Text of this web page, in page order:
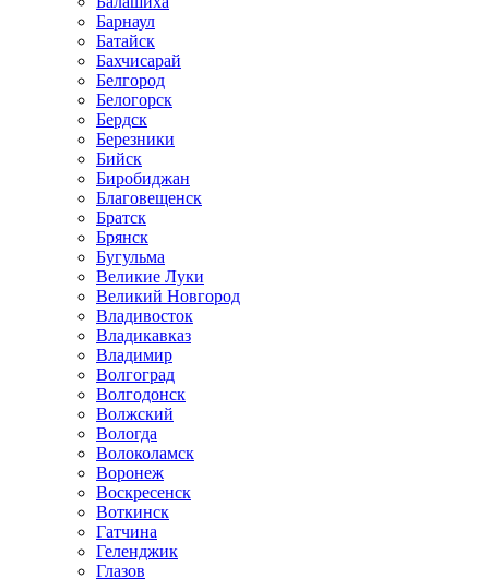
Барнаул
Батайск
Бахчисарай
Белгород
Белогорск
Бердск
Березники
Бийск
Биробиджан
Благовещенск
Братск
Брянск
Бугульма
Великие Луки
Великий Новгород
Владивосток
Владикавказ
Владимир
Волгоград
Волгодонск
Волжский
Вологда
Волоколамск
Воронеж
Воскресенск
Воткинск
Гатчина
Геленджик
Глазов